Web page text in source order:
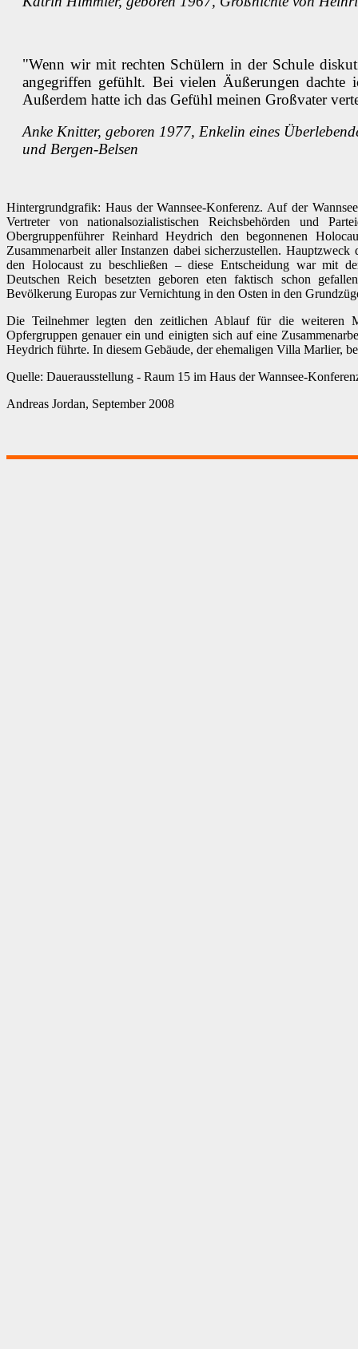
"Wenn wir mit rechten Schülern in der Schule
angegriffen gefühlt. Bei vielen Äußerungen dachte
Außerdem hatte ich das Gefühl meinen Großvater
Anke Knitter, geboren 1977, Enkelin eines
und Bergen-Belsen
Hintergrundgrafik: Haus der Wannsee-Konferenz. Auf der
Vertreter von nationalsozialistischen Reichsbehörden und
Obergruppenführer Reinhard Heydrich den begonnenen
Zusammenarbeit aller Instanzen dabei sicherzustellen.
den Holocaust zu beschließen – diese Entscheidung war mit
Deutschen Reich besetzten geboren eten faktisch schon
Bevölkerung Europas zur Vernichtung in den Osten in den
Die Teilnehmer legten den zeitlichen Ablauf für die weiteren
Opfergruppen genauer ein und einigten sich auf eine
Heydrich führte. In diesem Gebäude, der ehemaligen Villa Marlier,
Quelle: Dauerausstellung - Raum 15 im Haus der Wannsee-
Andreas Jordan, September 2008